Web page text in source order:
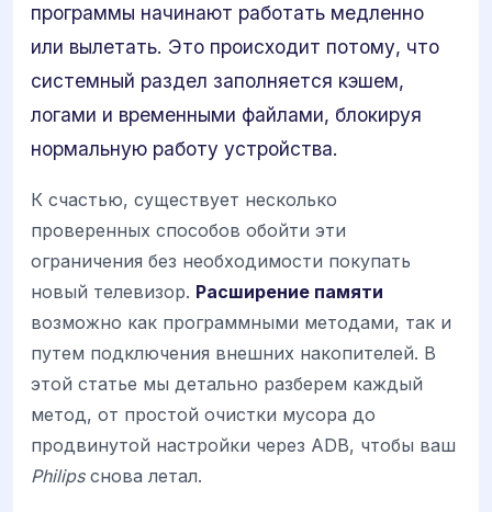
программы начинают работать медленно
или вылетать. Это происходит потому, что
системный раздел заполняется кэшем,
логами и временными файлами, блокируя
нормальную работу устройства.
К счастью, существует несколько
проверенных способов обойти эти
ограничения без необходимости покупать
новый телевизор. Расширение памяти
возможно как программными методами, так и
путем подключения внешних накопителей. В
этой статье мы детально разберем каждый
метод, от простой очистки мусора до
продвинутой настройки через ADB, чтобы ваш
Philipsснова летал.